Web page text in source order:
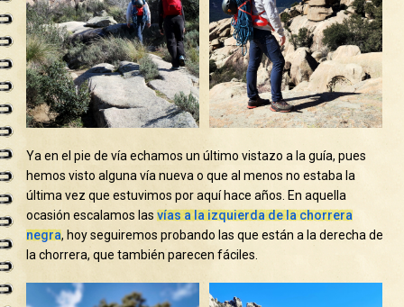
Ya en el pie de vía echamos un último vistazo a la guía, pues
hemos visto alguna vía nueva o que al menos no estaba la
última vez que estuvimos por aquí hace años. En aquella
ocasión escalamos lasvías a la izquierda de la chorrera
negra, hoy seguiremos probando las que están a la derecha de
la chorrera, que también parecen fáciles.